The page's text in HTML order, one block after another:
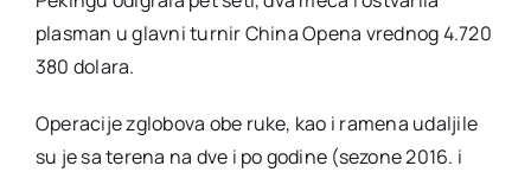
plasman u glavni turnir China Opena vrednog 4.720
380 dolara.
Operacije zglobova obe ruke, kao i ramena udaljile
su je sa terena na dve i po godine (sezone 2016. i